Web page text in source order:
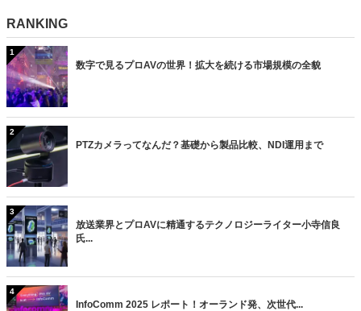
RANKING
1
数字で見るプロAVの世界！拡大を続ける市場規模の全貌
2
PTZカメラってなんだ？基礎から製品比較、NDI運用まで
3
放送業界とプロAVに精通するテクノロジーライター小寺信良
氏...
4
InfoComm 2025 レポート！オーランド発、次世代...